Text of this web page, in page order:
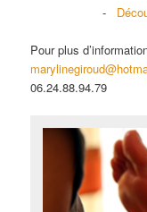
-
Pour plus
06.24.88.94.79